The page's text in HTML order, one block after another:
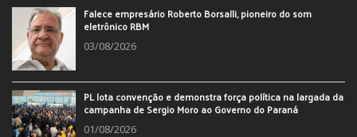
Falece empresário Roberto Borsalli, pioneiro do som
eletrônico RBM
03/08/2026
PL lota convenção e demonstra força política na largada da
campanha de Sergio Moro ao Governo do Paraná
01/08/2026